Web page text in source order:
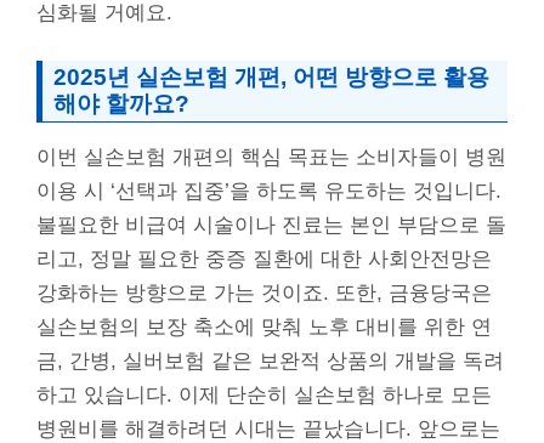
심화될 거예요.
2025년 실손보험 개편, 어떤 방향으로 활용
해야 할까요?
이번 실손보험 개편의 핵심 목표는 소비자들이 병원
이용 시 ‘선택과 집중’을 하도록 유도하는 것입니다.
불필요한 비급여 시술이나 진료는 본인 부담으로 돌
리고, 정말 필요한 중증 질환에 대한 사회안전망은
강화하는 방향으로 가는 것이죠. 또한, 금융당국은
실손보험의 보장 축소에 맞춰 노후 대비를 위한 연
금, 간병, 실버보험 같은 보완적 상품의 개발을 독려
하고 있습니다. 이제 단순히 실손보험 하나로 모든
병원비를 해결하려던 시대는 끝났습니다. 앞으로는